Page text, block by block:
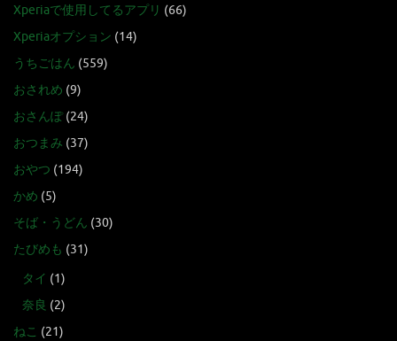
Xperiaで使用してるアプリ (66)
Xperiaオプション (14)
うちごはん (559)
おされめ (9)
おさんぽ(24)
おつまみ (37)
おやつ (194)
かめ (5)
そば・うどん (30)
たびめも (31)
タイ (1)
奈良 (2)
ねこ (21)